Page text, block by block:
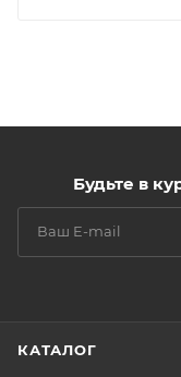
Будьте в
КАТАЛОГ